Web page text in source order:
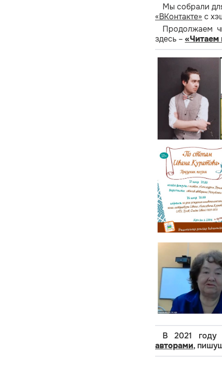
Мы собрали
«ВКонтакте» с
Продолжаем
здесь – «Читаем
В 2021 году
авторами,